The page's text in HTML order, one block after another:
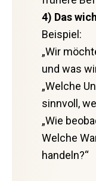
4) Das
Beispiel:
„Wir
und was
„Welche
sinnvoll,
„Wie
Welche
handeln?“